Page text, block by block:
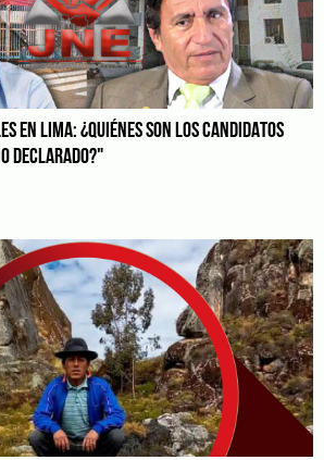
EN LIMA: ¿QUIÉNES SON LOS CANDIDATOS
DECLARADO?"